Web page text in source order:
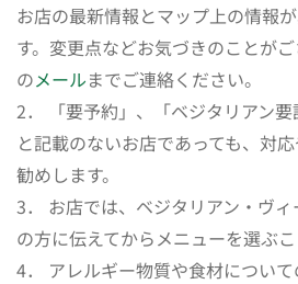
お店の最新情報とマップ上の情報
す。変更点などお気づきのことが
のメールまでご連絡ください。
2． 「要予約」、「ベジタリアン要
と記載のないお店であっても、対
勧めします。
3． お店では、ベジタリアン・ヴ
の方に伝えてからメニューを選ぶこ
4． アレルギー物質や食材につい